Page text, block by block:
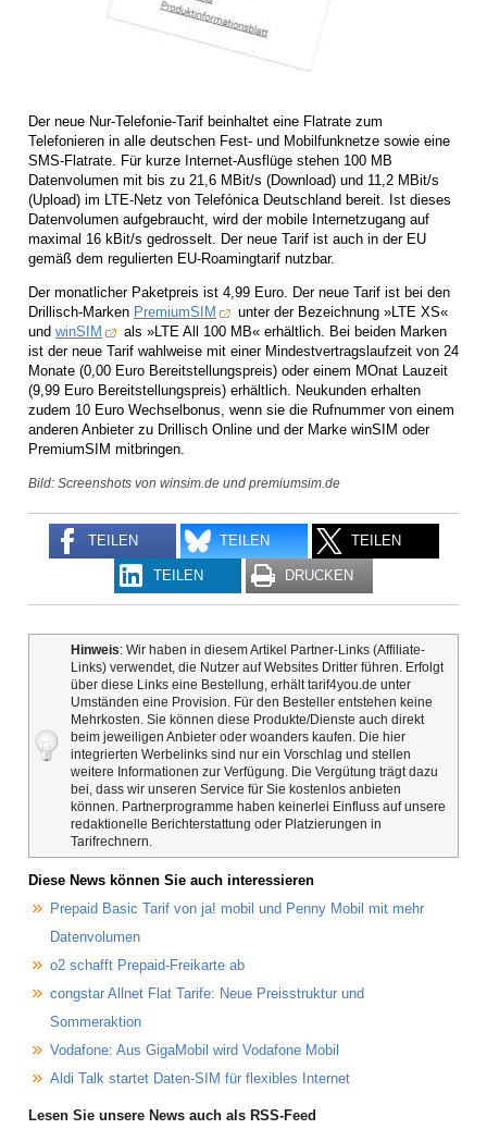
Der neue Nur-Telefonie-Tarif beinhaltet eine Flatrate zum
Telefonieren in alle deutschen Fest- und Mobilfunknetze sowie eine
SMS-Flatrate. Für kurze Internet-Ausflüge stehen 100 MB
Datenvolumen mit bis zu 21,6 MBit/s (Download) und 11,2 MBit/s
(Upload) im LTE-Netz von Telefónica Deutschland bereit. Ist dieses
Datenvolumen aufgebraucht, wird der mobile Internetzugang auf
maximal 16 kBit/s gedrosselt. Der neue Tarif ist auch in der EU
gemäß dem regulierten EU-Roamingtarif nutzbar.
Der monatlicher Paketpreis ist 4,99 Euro. Der neue Tarif ist bei den
Drillisch-Marken PremiumSIM
unter der Bezeichnung »LTE XS«
und winSIM
als »LTE All 100 MB« erhältlich. Bei beiden Marken
ist der neue Tarif wahlweise mit einer Mindestvertragslaufzeit von 24
Monate (0,00 Euro Bereitstellungspreis) oder einem MOnat Lauzeit
(9,99 Euro Bereitstellungspreis) erhältlich. Neukunden erhalten
zudem 10 Euro Wechselbonus, wenn sie die Rufnummer von einem
anderen Anbieter zu Drillisch Online und der Marke winSIM oder
PremiumSIM mitbringen.
Bild: Screenshots von winsim.de und premiumsim.de
TEILEN TEILEN TEILEN
TEILEN DRUCKEN
Hinweis: Wir haben in diesem Artikel Partner-Links (Affiliate-
Links) verwendet, die Nutzer auf Websites Dritter führen. Erfolgt
über diese Links eine Bestellung, erhält tarif4you.de unter
Umständen eine Provision. Für den Besteller entstehen keine
Mehrkosten. Sie können diese Produkte/Dienste auch direkt
beim jeweiligen Anbieter oder woanders kaufen. Die hier
integrierten Werbelinks sind nur ein Vorschlag und stellen
weitere Informationen zur Verfügung. Die Vergütung trägt dazu
bei, dass wir unseren Service für Sie kostenlos anbieten
können. Partnerprogramme haben keinerlei Einfluss auf unsere
redaktionelle Berichterstattung oder Platzierungen in
Tarifrechnern.
Diese News können Sie auch interessieren
Prepaid Basic Tarif von ja! mobil und Penny Mobil mit mehr
Datenvolumen
o2 schafft Prepaid-Freikarte ab
congstar Allnet Flat Tarife: Neue Preisstruktur und
Sommeraktion
Vodafone: Aus GigaMobil wird Vodafone Mobil
Aldi Talk startet Daten-SIM für flexibles Internet
Lesen Sie unsere News auch als RSS-Feed